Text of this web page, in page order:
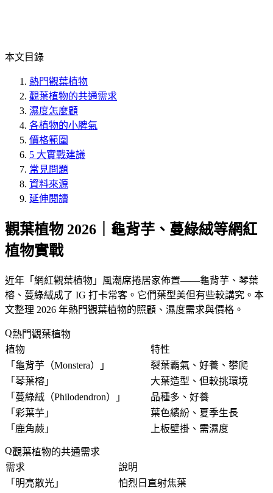
本文目錄
熱門觀葉植物
觀葉植物的共通需求
濕度怎麼顧
各植物的小脾氣
價格範圍
5 大實戰建議
常見問題
資料來源
延伸閱讀
觀葉植物 2026｜龜背芋、蔓綠絨等網紅
植物實戰
近年「 網紅觀葉植物 」風潮席捲居家佈置——龜背芋、琴葉
榕、蔓綠絨成了 IG 打卡常客。它們葉型美但有些較講究。本
文整理 2026 年熱門觀葉植物的照顧、濕度需求與價格。
熱門觀葉植物
植物
特性
「 龜背芋（Monstera） 」
裂葉霸氣、好養、攀爬
「 琴葉榕 」
大葉造型、但較挑環境
「 蔓綠絨（Philodendron） 」
品種多、好養
「 彩葉芋 」
葉色繽紛、夏季生長
「 鹿角蕨 」 上板壁掛、需濕度
觀葉植物的共通需求
需求
說明
「 明亮散光 」
怕烈日直射焦葉